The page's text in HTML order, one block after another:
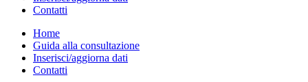
Contatti
Home
Guida alla consultazione
Inserisci/aggiorna dati
Contatti